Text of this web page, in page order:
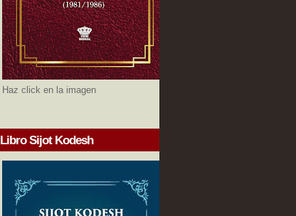
Haz click en la imagen
Libro Sijot Kodesh